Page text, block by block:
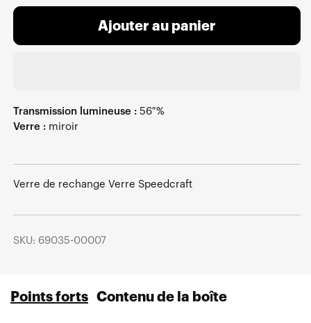
Ajouter au panier
Transmission lumineuse : 56 %
Verre : miroir
Verre de rechange Verre Speedcraft
SKU: 69035-00007
Points forts Contenu de la boîte